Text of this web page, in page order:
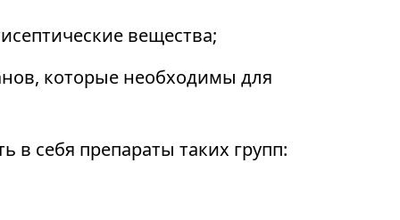
вещества;
которые необходимы для
в себя препараты таких групп: